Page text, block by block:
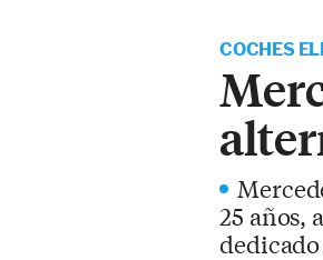
COCHES
25 años,